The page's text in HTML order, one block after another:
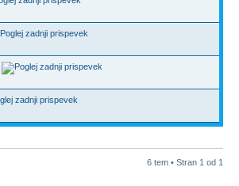
6 tem • Stran 1 od 1